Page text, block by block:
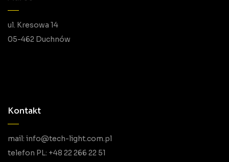
ul. Kresowa 14
05-462 Duchnów
Kontakt
mail: info@tech-light.com.pl
telefon PL: +48 22 266 22 51